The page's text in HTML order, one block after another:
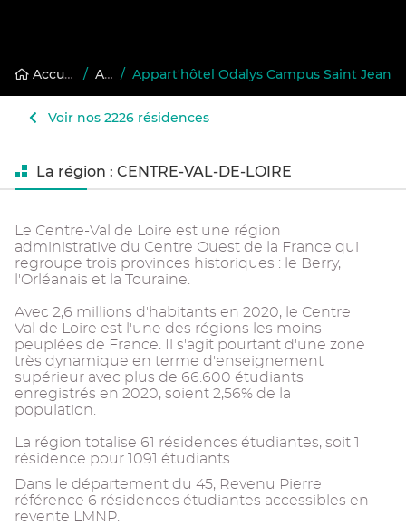
Accueil / Annuaire des résidences gérées / Appart'hôtel Odalys Campus Saint Jean
Voir nos 2226 résidences
La région : CENTRE-VAL-DE-LOIRE
Le Centre-Val de Loire est une région
administrative du Centre Ouest de la France qui
regroupe trois provinces historiques : le Berry,
l'Orléanais et la Touraine.
Avec 2,6 millions d'habitants en 2020, le Centre
Val de Loire est l'une des régions les moins
peuplées de France. Il s'agit pourtant d'une zone
très dynamique en terme d'enseignement
supérieur avec plus de 66.600 étudiants
enregistrés en 2020, soient 2,56% de la
population.
La région totalise 61 résidences étudiantes, soit 1
résidence pour 1091 étudiants.
Dans le département du 45, Revenu Pierre
référence 6 résidences étudiantes accessibles en
revente LMNP.